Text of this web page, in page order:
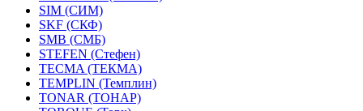
SIM (СИМ)
SKF (СКФ)
SMB (СМБ)
STEFEN (Стефен)
TECMA (ТЕКМА)
TEMPLIN (Темплин)
TONAR (ТОНАР)